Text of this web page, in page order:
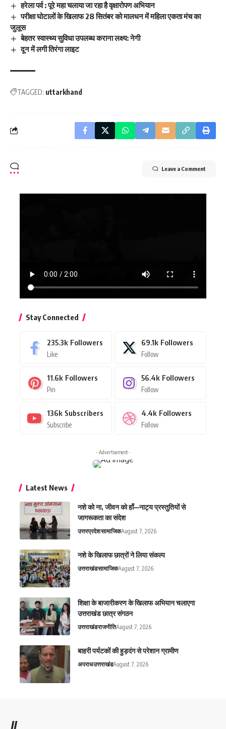
हरेला पर्व : पूरे महा चलाया जा रहा है वृक्षारोपण अभियान
परीक्षा घोटालों के खिलाफ 28 सितंबर को मालधन में महिला एकता मंच का
जुलूस
बेहतर स्वास्थ्य सुविधा उपलब्ध कराना लक्ष्य: नेगी
दून में लगी तिरंगा लाइट
TAGGED: uttarkhand
Leave a Comment
Stay Connected
235.3k Followers
Like
69.1k Followers
Follow
11.6k Followers
Pin
56.4k Followers
Follow
136k Subscribers
Subscribe
4.4k Followers
Follow
- Advertisement -
Latest News
नशे को ना, जीवन को हाँ—नाट्य प्रस्तुतियों से
जागरूकता का संदेश
उत्तरप्रदेशसामाजिकAugust 7, 2026
नशे के खिलाफ छात्रों ने लिया संकल्प
उत्तराखंडसामाजिकAugust 7, 2026
शिक्षा के बाजारीकरण के खिलाफ अभियान चलाएगा
उत्तराखंड छात्र संगठन
उत्तराखंडराजनीतिAugust 7, 2026
बाहरी पर्यटकों की हुड़दंग से परेशान ग्रामीण
अपराधउत्तराखंडAugust 7, 2026